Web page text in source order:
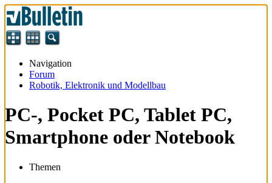
Navigation
Forum
Robotik, Elektronik und Modellbau
PC-, Pocket PC, Tablet PC,
Smartphone oder Notebook
Themen